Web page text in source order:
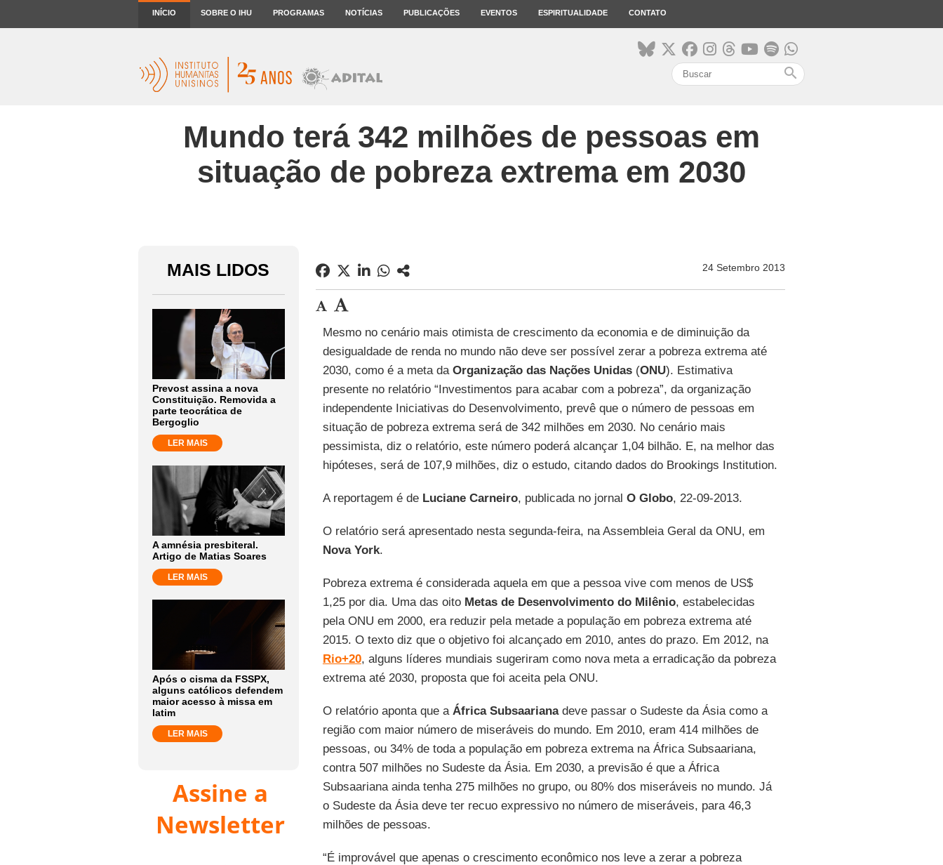
INÍCIO SOBRE O IHU PROGRAMAS NOTÍCIAS PUBLICAÇÕES EVENTOS ESPIRITUALIDADE CONTATO
search
Mundo terá 342 milhões de pessoas em
situação de pobreza extrema em 2030
MAIS LIDOS
Prevost assina a nova
Constituição. Removida a
parte teocrática de
Bergoglio
LER MAIS
A amnésia presbiteral.
Artigo de Matias Soares
LER MAIS
Após o cisma da FSSPX,
alguns católicos defendem
maior acesso à missa em
latim
LER MAIS
Assine a
Newsletter
24 Setembro 2013
Mesmo no cenário mais otimista de crescimento da economia e de diminuição da
desigualdade de renda no mundo não deve ser possível zerar a pobreza extrema até
2030, como é a meta da Organização das Nações Unidas(ONU). Estimativa
presente no relatório “Investimentos para acabar com a pobreza”, da organização
independente Iniciativas do Desenvolvimento, prevê que o número de pessoas em
situação de pobreza extrema será de 342 milhões em 2030. No cenário mais
pessimista, diz o relatório, este número poderá alcançar 1,04 bilhão. E, na melhor das
hipóteses, será de 107,9 milhões, diz o estudo, citando dados do Brookings Institution.
A reportagem é de Luciane Carneiro, publicada no jornal O Globo, 22-09-2013.
O relatório será apresentado nesta segunda-feira, na Assembleia Geral da ONU, em
Nova York.
Pobreza extrema é considerada aquela em que a pessoa vive com menos de US$
1,25 por dia. Uma das oito Metas de Desenvolvimento do Milênio, estabelecidas
pela ONU em 2000, era reduzir pela metade a população em pobreza extrema até
2015. O texto diz que o objetivo foi alcançado em 2010, antes do prazo. Em 2012, na
Rio+20, alguns líderes mundiais sugeriram como nova meta a erradicação da pobreza
extrema até 2030, proposta que foi aceita pela ONU.
O relatório aponta que a África Subsaarianadeve passar o Sudeste da Ásia como a
região com maior número de miseráveis do mundo. Em 2010, eram 414 milhões de
pessoas, ou 34% de toda a população em pobreza extrema na África Subsaariana,
contra 507 milhões no Sudeste da Ásia. Em 2030, a previsão é que a África
Subsaariana ainda tenha 275 milhões no grupo, ou 80% dos miseráveis no mundo. Já
o Sudeste da Ásia deve ter recuo expressivo no número de miseráveis, para 46,3
milhões de pessoas.
“É improvável que apenas o crescimento econômico nos leve a zerar a pobreza